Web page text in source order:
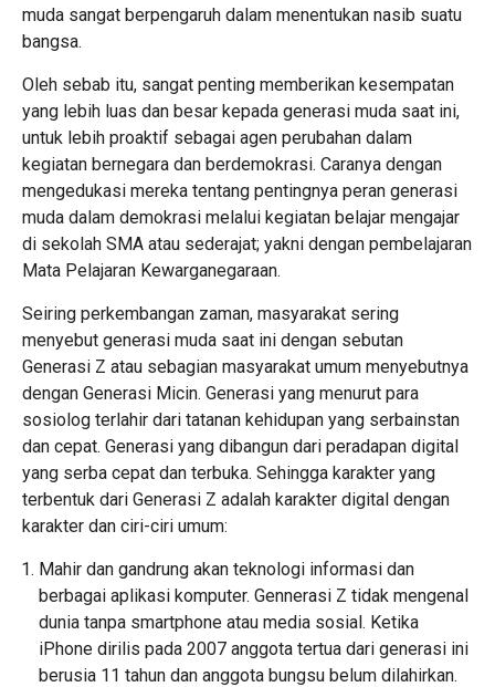
muda sangat berpengaruh dalam menentukan nasib suatu
bangsa.
Oleh sebab itu, sangat penting memberikan kesempatan
yang lebih luas dan besar kepada generasi muda saat ini,
untuk lebih proaktif sebagai agen perubahan dalam
kegiatan bernegara dan berdemokrasi. Caranya dengan
mengedukasi mereka tentang pentingnya peran generasi
muda dalam demokrasi melalui kegiatan belajar mengajar
di sekolah SMA atau sederajat; yakni dengan pembelajaran
Mata Pelajaran Kewarganegaraan.
Seiring perkembangan zaman, masyarakat sering
menyebut generasi muda saat ini dengan sebutan
Generasi Z atau sebagian masyarakat umum menyebutnya
dengan Generasi Micin. Generasi yang menurut para
sosiolog terlahir dari tatanan kehidupan yang serbainstan
dan cepat. Generasi yang dibangun dari peradapan digital
yang serba cepat dan terbuka. Sehingga karakter yang
terbentuk dari Generasi Z adalah karakter digital dengan
karakter dan ciri-ciri umum:
Mahir dan gandrung akan teknologi informasi dan
berbagai aplikasi komputer. Gennerasi Z tidak mengenal
dunia tanpa smartphone atau media sosial. Ketika
iPhone dirilis pada 2007 anggota tertua dari generasi ini
berusia 11 tahun dan anggota bungsu belum dilahirkan.